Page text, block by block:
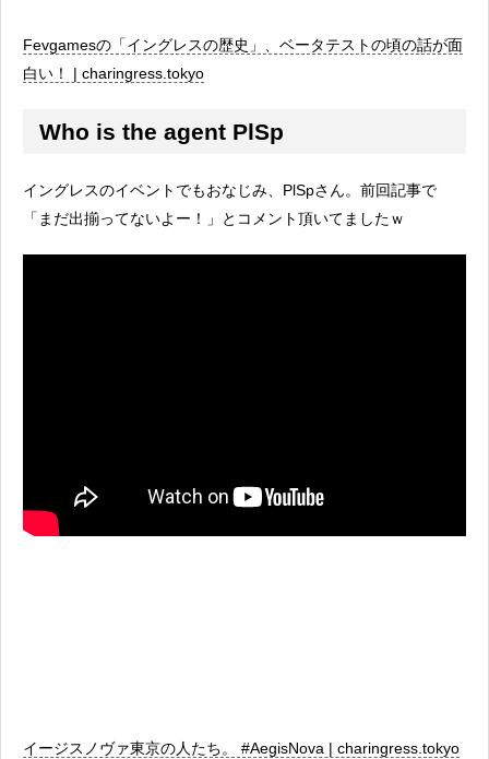
Fevgamesの「イングレスの歴史」、ベータテストの頃の話が面
白い！ | charingress.tokyo
Who is the agent PlSp
イングレスのイベントでもおなじみ、PlSpさん。前回記事で
「まだ出揃ってないよー！」とコメント頂いてましたｗ
イージスノヴァ東京の人たち。 #AegisNova | charingress.tokyo